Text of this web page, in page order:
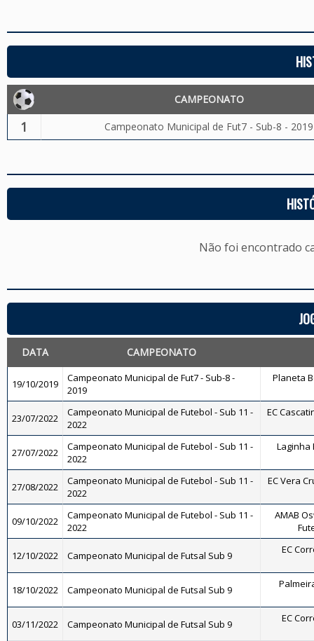
CAMPEONATO
1 Campeonato Municipal de Fut7 - Sub-8 - 2019
Não foi encontrado
DATA CAMPEONATO
19/10/2019
Campeonato Municipal de Fut7 - Sub-8 -
2019
Planeta
23/07/2022
Campeonato Municipal de Futebol - Sub 11 -
2022
EC
27/07/2022
Campeonato Municipal de Futebol - Sub 11 -
2022
Laginha
27/08/2022
Campeonato Municipal de Futebol - Sub 11 -
2022
EC Vera
09/10/2022
Campeonato Municipal de Futebol - Sub 11 -
2022
AMAB
12/10/2022 Campeonato Municipal de Futsal Sub 9 EC
18/10/2022 Campeonato Municipal de Futsal Sub 9
03/11/2022 Campeonato Municipal de Futsal Sub 9 EC